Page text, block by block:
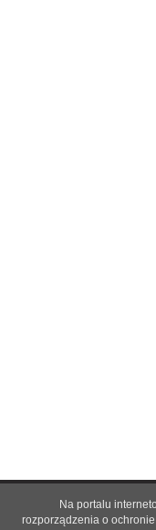
Na portalu
rozporządzenia o